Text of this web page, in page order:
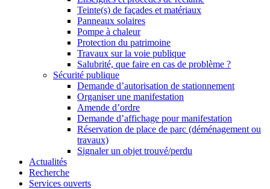
Teinte(s) de façades et matériaux
Panneaux solaires
Pompe à chaleur
Protection du patrimoine
Travaux sur la voie publique
Salubrité, que faire en cas de problème ?
Sécurité publique
Demande d’autorisation de stationnement
Organiser une manifestation
Amende d’ordre
Demande d’affichage pour manifestation
Réservation de place de parc (déménagement ou
travaux)
Signaler un objet trouvé/perdu
Actualités
Recherche
Services ouverts